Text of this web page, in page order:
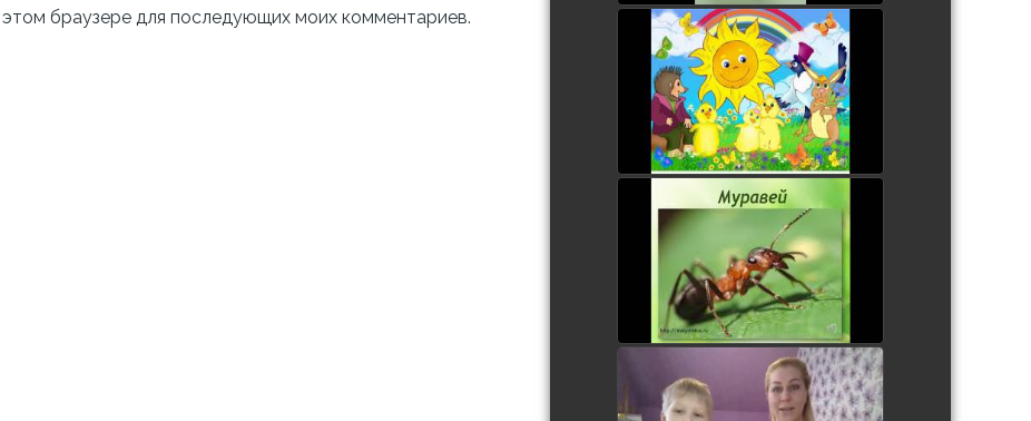
браузере для последующих моих комментариев.
У солнышка в гостях
watch video
Занятие с дошкольниками
watch video
Витаминки для Мишки.
Лепка.